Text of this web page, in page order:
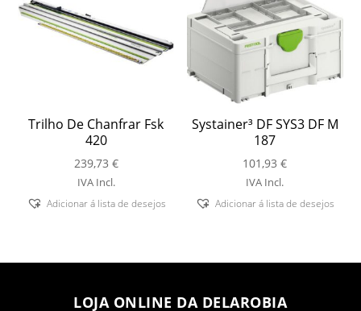
Trilho De Chanfrar Fsk
420
239,73 €
IVA Incl.
Adicionar á lista de desejos
Systainer³ DF SYS3 DF M
187
101,93€
IVA Incl.
Adicionar á lista de desejos
LOJA ONLINE DA DELAROBIA